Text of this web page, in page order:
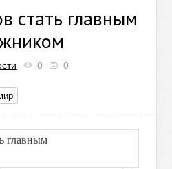
стать главным
0 0